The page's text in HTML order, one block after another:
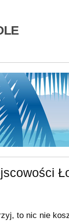
to nic nie